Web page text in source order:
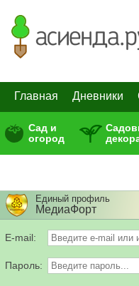
Главная Дневники
Сад и
огород
Единый профиль
МедиаФорт
E-mail:
Пароль: